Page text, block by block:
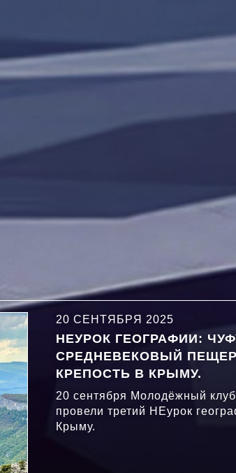
20 СЕНТЯБРЯ 2025
НЕУРОК ГЕОГРАФИИ:
СРЕДНЕВЕКОВЫЙ
КРЕПОСТЬ В КРЫМУ.
20 сентября Молодёжный
провели третий НЕурок
Крыму.